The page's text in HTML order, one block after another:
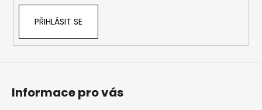
PŘIHLÁSIT SE
Informace pro vás